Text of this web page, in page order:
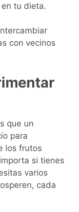
tu dieta.
con vecinos
que un
para
los frutos
si tienes
varios
cada